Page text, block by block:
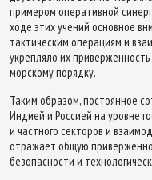
примером оперативной
ходе этих учений основное
тактическим операциям и
укрепляло их
морскому порядку.
Таким образом, постоянное
Индией и Россией на уровне
и частного секторов и
отражает общую
безопасности и